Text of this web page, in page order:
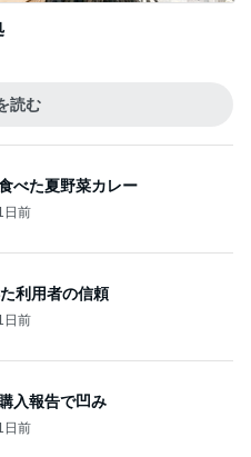
読む
べた夏野菜カレー
日前
利用者の信頼
日前
入報告で凹み
日前